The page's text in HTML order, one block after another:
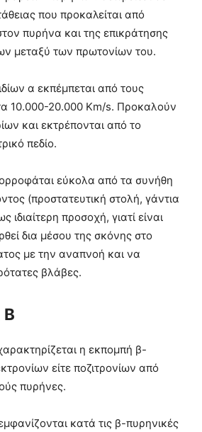
που προκαλείται από
πυρήνα και της επικράτησης
μεταξύ των πρωτονίων του.
α εκπέμπεται από τους
10.000-20.000 Km/s. Προκαλούν
και εκτρέπονται από το
πεδίο.
εύκολα από τα συνήθη
(προστατευτική στολή, γάντια
ιδιαίτερη προσοχή, γιατί είναι
δια μέσου της σκόνης στο
με την αναπνοή και να
βλάβες.
Β
η εκπομπή β-
είτε ποζιτρονίων από
πυρήνες.
κατά τις β-πυρηνικές